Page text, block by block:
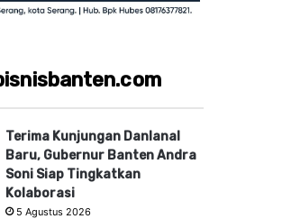
Terima Kunjungan Danlanal
Baru, Gubernur Banten Andra
Soni Siap Tingkatkan
Kolaborasi
5 Agustus 2026